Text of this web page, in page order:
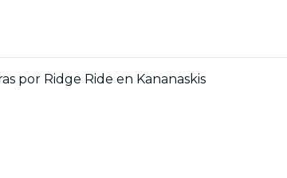
por Ridge Ride en Kananaskis